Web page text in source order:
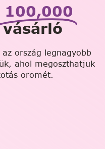
100,000
ország legnagyobb
ahol megoszthatjuk
örömét.